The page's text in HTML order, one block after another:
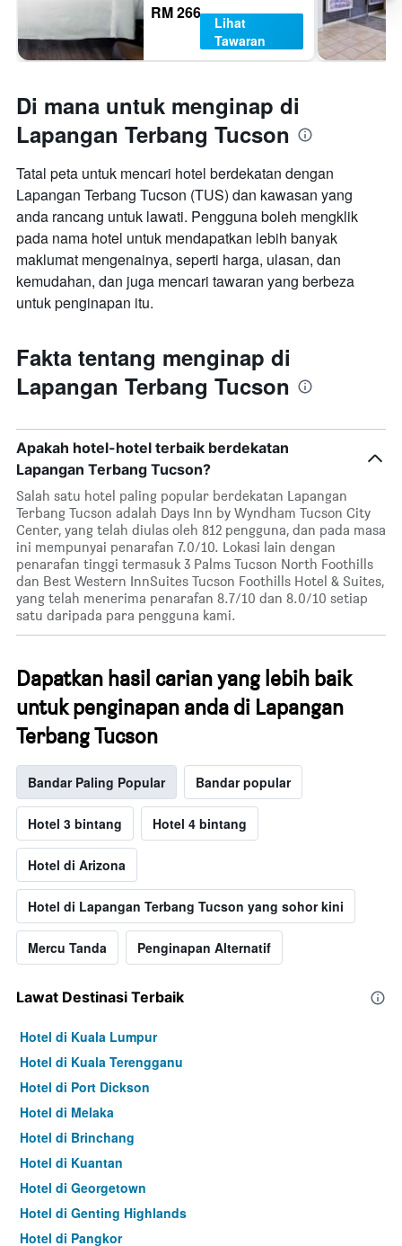
RM 266
Lihat
Tawaran
Di mana untuk menginap di
Lapangan Terbang Tucson
Tatal peta untuk mencari hotel berdekatan dengan
Lapangan Terbang Tucson (TUS) dan kawasan yang
anda rancang untuk lawati. Pengguna boleh mengklik
pada nama hotel untuk mendapatkan lebih banyak
maklumat mengenainya, seperti harga, ulasan, dan
kemudahan, dan juga mencari tawaran yang berbeza
untuk penginapan itu.
Fakta tentang menginap di
Lapangan Terbang Tucson
Apakah hotel-hotel terbaik berdekatan
Lapangan Terbang Tucson?
Salah satu hotel paling popular berdekatan Lapangan
Terbang Tucson adalah Days Inn by Wyndham Tucson City
Center, yang telah diulas oleh 812 pengguna, dan pada masa
ini mempunyai penarafan 7.0/10. Lokasi lain dengan
penarafan tinggi termasuk 3 Palms Tucson North Foothills
dan Best Western InnSuites Tucson Foothills Hotel & Suites,
yang telah menerima penarafan 8.7/10 dan 8.0/10 setiap
satu daripada para pengguna kami.
Dapatkan hasil carian yang lebih baik
untuk penginapan anda di Lapangan
Terbang Tucson
Bandar Paling Popular Bandar popular
Hotel 3 bintang Hotel 4 bintang
Hotel di Arizona
Hotel di Lapangan Terbang Tucson yang sohor kini
Mercu Tanda Penginapan Alternatif
Lawat Destinasi Terbaik
Hotel di Kuala Lumpur
Hotel di Kuala Terengganu
Hotel di Port Dickson
Hotel di Melaka
Hotel di Brinchang
Hotel di Kuantan
Hotel di Georgetown
Hotel di Genting Highlands
Hotel di Pangkor